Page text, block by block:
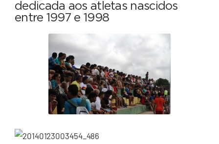
dedicada aos atletas nascidos
entre 1997 e 1998